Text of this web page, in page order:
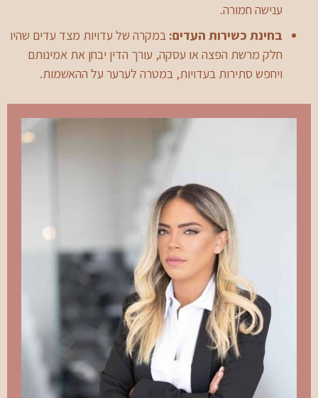
ענישה חמורה.
בחינת כשירות העדים: במקרה של עדויות מצד עדים שהיו
חלק מרשת הפצה או עסקה, עורך הדין יבחן את אמינותם
ויחפש סתירות בעדויות, במטרה לערער על ההאשמות.